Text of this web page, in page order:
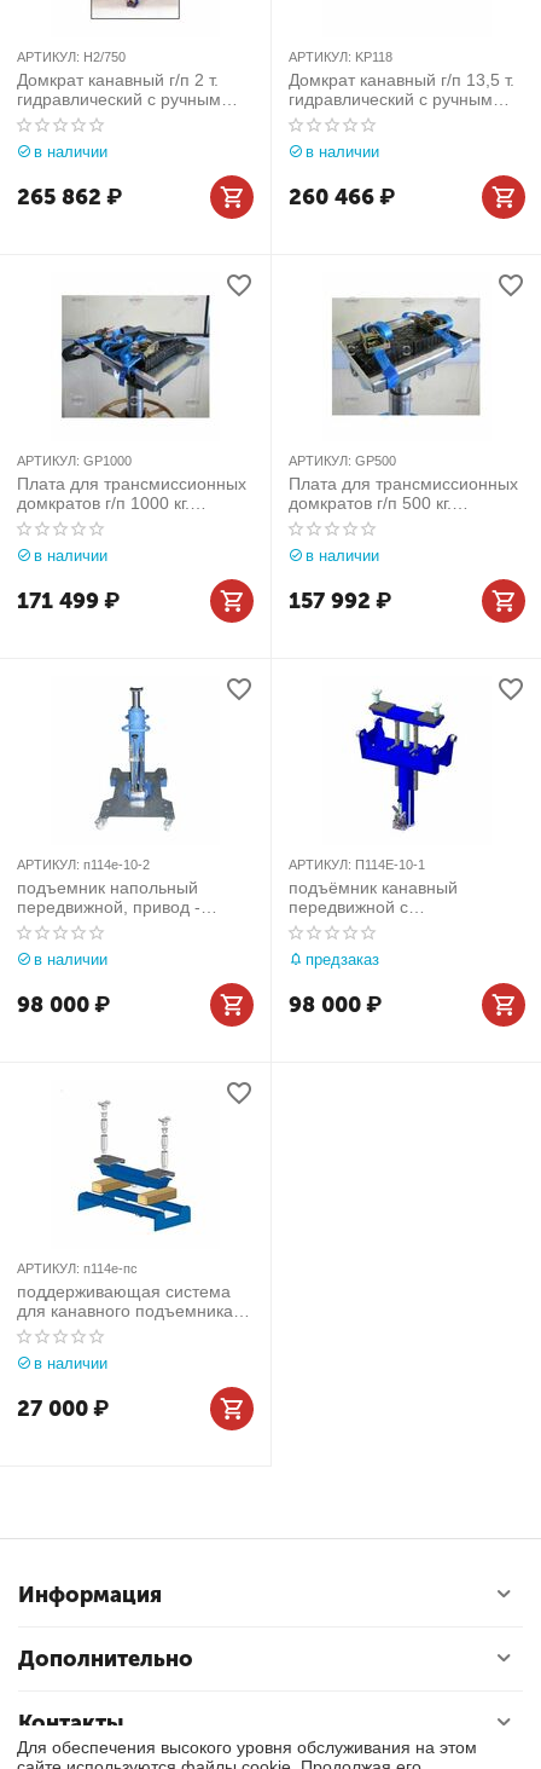
АРТИКУЛ: H2/750
Домкрат канавный г/п 2 т.
гидравлический c ручным
приводом Slift (Германия)
арт. H2/750
в наличии
265 862 ₽
АРТИКУЛ: KP118
Домкрат канавный г/п 13,5 т.
гидравлический c ручным
приводом Ravaglioli (Италия)
арт. KP118
в наличии
260 466₽
АРТИКУЛ: GP1000
Плата для трансмиссионных
домкратов г/п 1000 кг.
поворотная Slift (Германия)
арт. GP1000
в наличии
171 499₽
АРТИКУЛ: GP500
Плата для трансмиссионных
домкратов г/п 500 кг.
поворотная Slift (Германия)
арт. GP500
в наличии
157 992 ₽
АРТИКУЛ: п114е-10-2
подъемник напольный
передвижной, привод -
ручной (гидравлический),
грузоподъёмность 10т,
п114е-10-2
в наличии
98 000₽
АРТИКУЛ: П114Е-10-1
подъёмник канавный
передвижной с
интегрированной системой
поддержки, привод - ручной
(гидравлический),
п-114е-10-1
предзаказ
98 000₽
АРТИКУЛ: п114е-пс
поддерживающая система
для канавного подъемника
п114е-пс
в наличии
27 000₽
Информация
Дополнительно
Контакты
Для обеспечения высокого уровня обслуживания на этом